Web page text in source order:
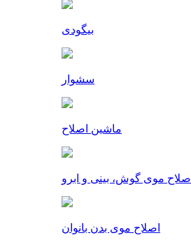
بیگودی
سشوار
ماشین اصلاح
اصلاح موی گوش، بینی و ابرو
اصلاح موی بدن بانوان